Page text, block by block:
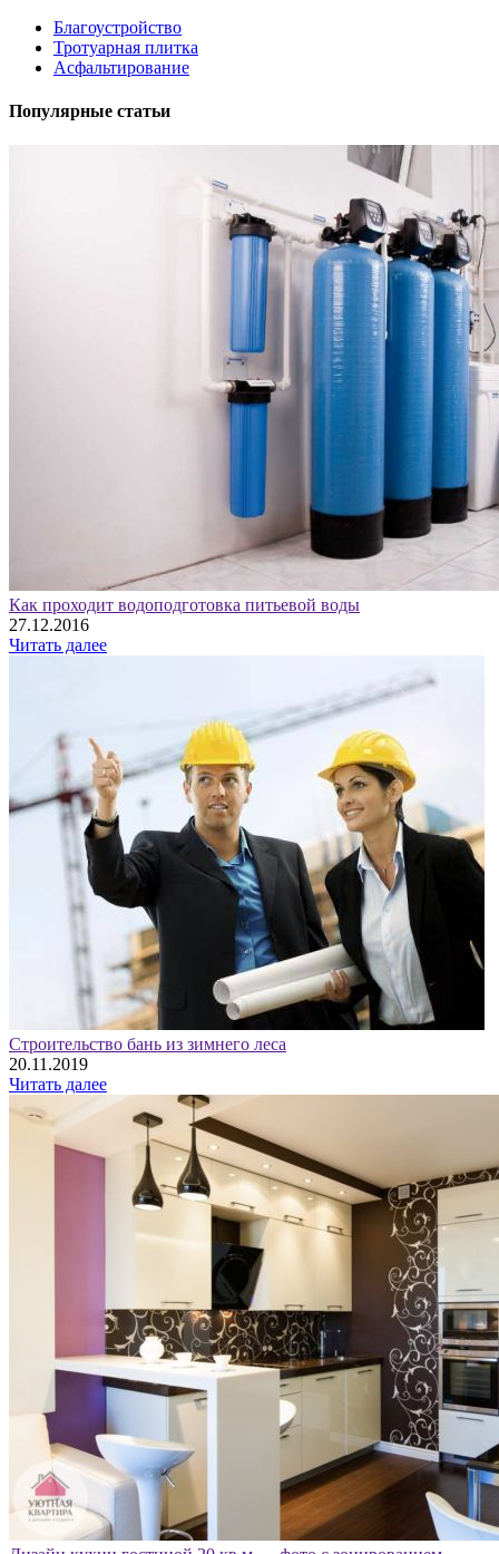
Благоустройство
Тротуарная плитка
Асфальтирование
Популярные статьи
Как проходит водоподготовка питьевой воды
27.12.2016
Читать далее
Строительство бань из зимнего леса
20.11.2019
Читать далее